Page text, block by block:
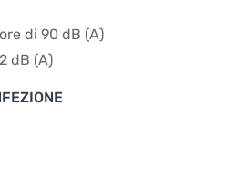
di 90 dB (A)
dB (A)